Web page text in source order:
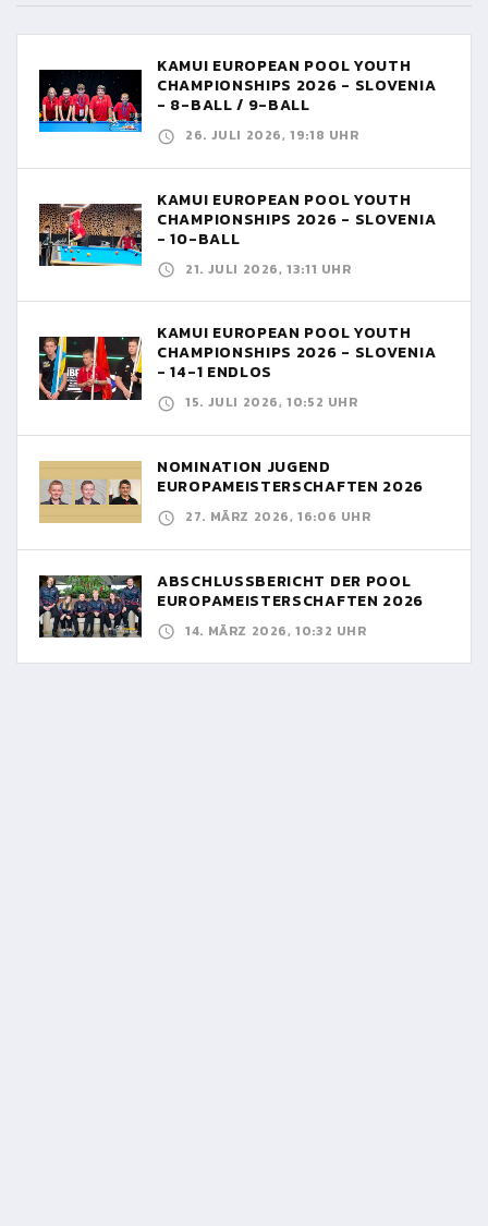
KAMUI EUROPEAN POOL YOUTH
CHAMPIONSHIPS 2026 - SLOVENIA
- 8-BALL / 9-BALL
26. JULI 2026, 19:18 UHR
KAMUI EUROPEAN POOL YOUTH
CHAMPIONSHIPS 2026 - SLOVENIA
- 10-BALL
21. JULI 2026, 13:11 UHR
KAMUI EUROPEAN POOL YOUTH
CHAMPIONSHIPS 2026 - SLOVENIA
- 14-1 ENDLOS
15. JULI 2026, 10:52 UHR
NOMINATION JUGEND
EUROPAMEISTERSCHAFTEN 2026
27. MÄRZ 2026, 16:06 UHR
ABSCHLUSSBERICHT DER POOL
EUROPAMEISTERSCHAFTEN 2026
14. MÄRZ 2026, 10:32 UHR